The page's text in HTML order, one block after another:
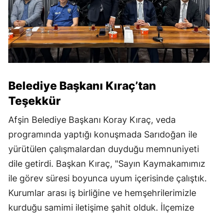
Belediye Başkanı Kıraç’tan
Teşekkür
Afşin Belediye Başkanı Koray Kıraç, veda
programında yaptığı konuşmada Sarıdoğan ile
yürütülen çalışmalardan duyduğu memnuniyeti
dile getirdi. Başkan Kıraç, "Sayın Kaymakamımız
ile görev süresi boyunca uyum içerisinde çalıştık.
Kurumlar arası iş birliğine ve hemşehrilerimizle
kurduğu samimi iletişime şahit olduk. İlçemize